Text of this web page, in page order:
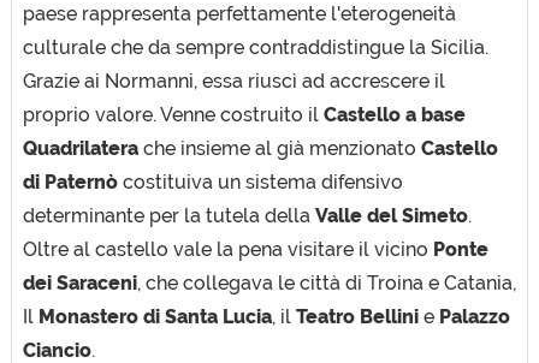
paese rappresenta perfettamente l'eterogeneità
culturale che da sempre contraddistingue la Sicilia.
Grazie ai Normanni, essa riuscì ad accrescere il
proprio valore. Venne costruito il Castello a base
Quadrilatera che insieme al già menzionato Castello
di Paternò costituiva un sistema difensivo
determinante per la tutela della Valle del Simeto.
Oltre al castello vale la pena visitare il vicino Ponte
dei Saraceni, che collegava le città di Troina e Catania,
Il Monastero di Santa Lucia, il Teatro Bellini e Palazzo
Ciancio.